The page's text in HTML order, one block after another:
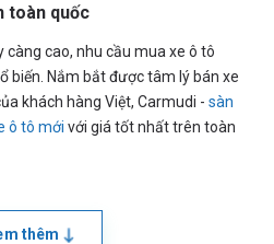
toàn quốc
càng cao, nhu cầu mua xe ô tô
biến. Nắm bắt được tâm lý bán xe
khách hàng Việt, Carmudi - sàn
ô tô mới với giá tốt nhất trên toàn
thêm